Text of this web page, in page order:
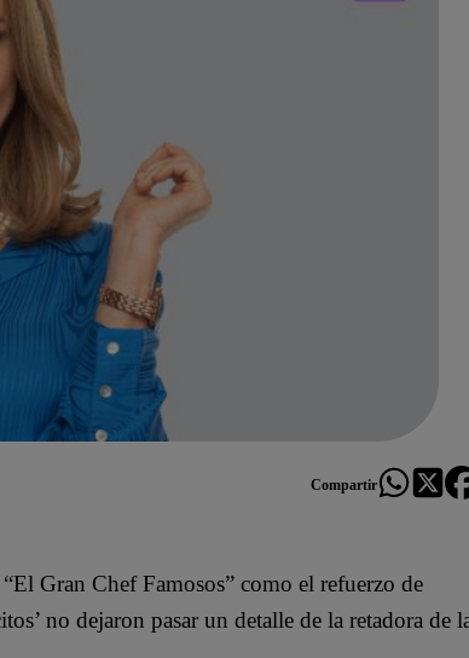
Compartir
Gran Chef Famosos” como el refuerzo de
no dejaron pasar un detalle de la retadora de